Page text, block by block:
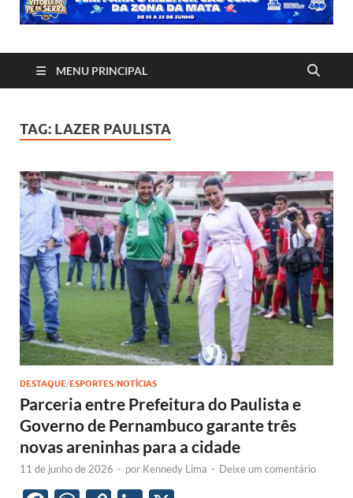
MENU PRINCIPAL
TAG: LAZER PAULISTA
DESTAQUE/ESPORTES/NOTÍCIAS
Parceria entre Prefeitura do Paulista e
Governo de Pernambuco garante três
novas areninhas para a cidade
11 de junho de 2026 - por Kennedy Lima - Deixe um comentário